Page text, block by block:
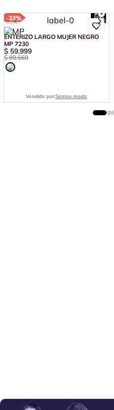
-33%
ENTERIZO LARGO MUJER NEGRO
MP 7230
$ 59.999
$ 89.669
Vendido por:Somos moda